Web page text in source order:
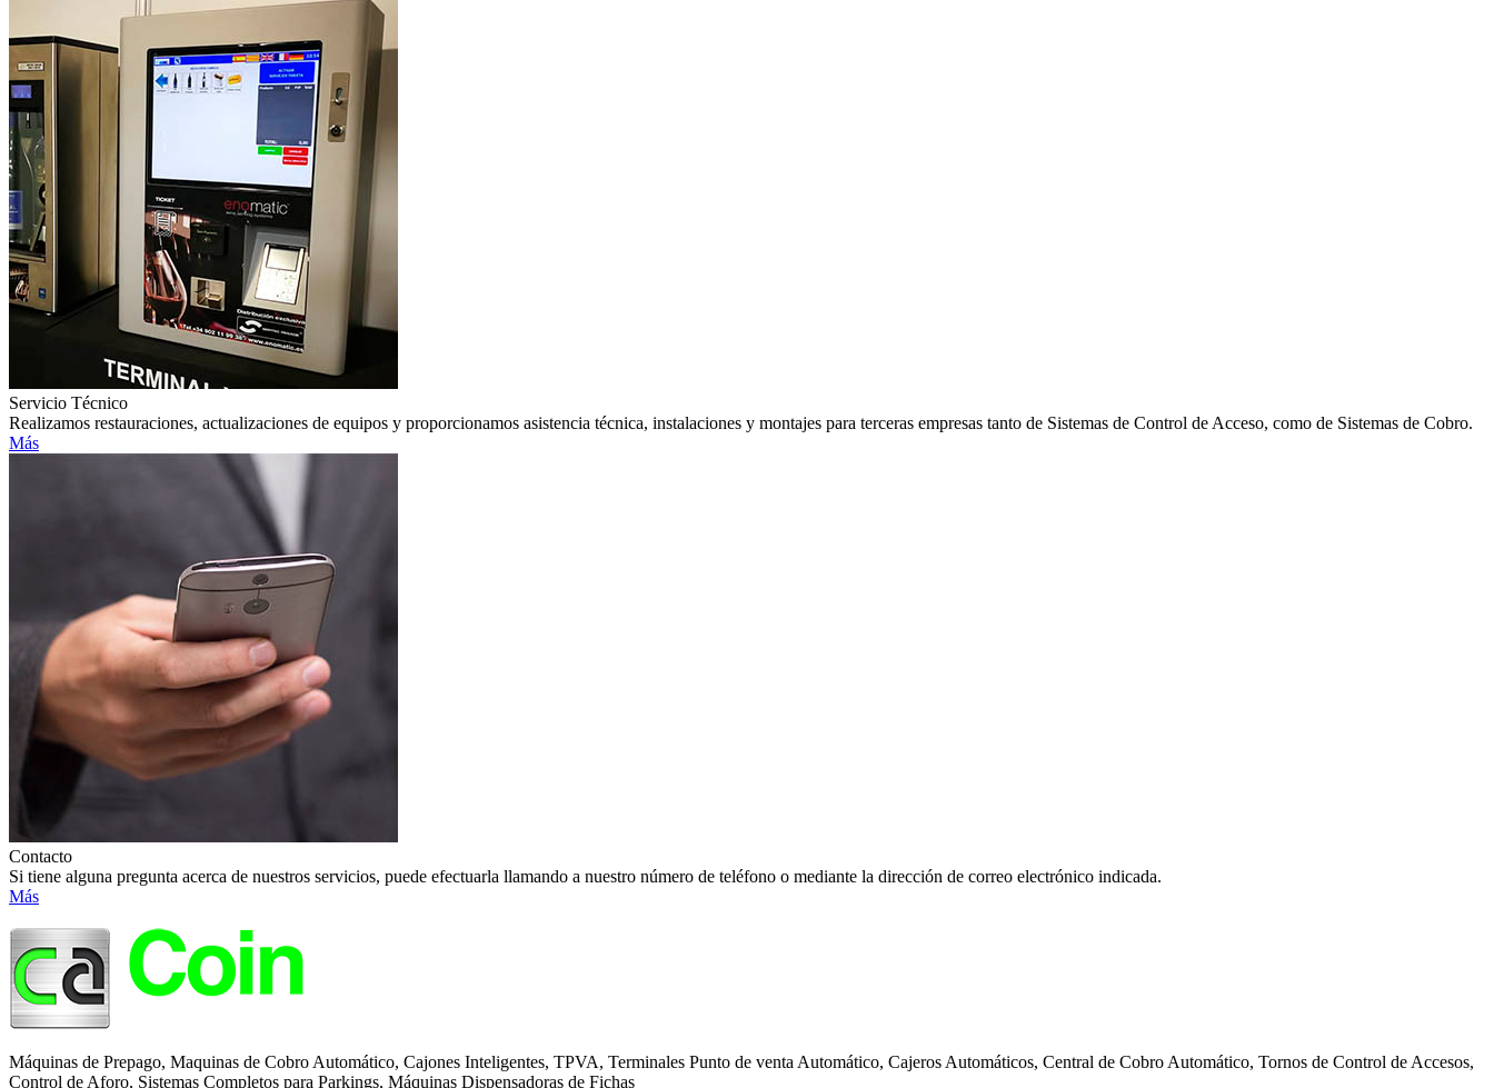
Servicio Técnico
Realizamos restauraciones, actualizaciones de equipos y proporcionamos asistencia técnica, instalaciones y montajes para terceras empresas tanto de Sistemas de Control de Acceso, como de Sistemas de Cobro.
Más
Contacto
Si tiene alguna pregunta acerca de nuestros servicios, puede efectuarla llamando a nuestro número de teléfono o mediante la dirección de correo electrónico indicada.
Más
Máquinas de Prepago, Maquinas de Cobro Automático, Cajones Inteligentes, TPVA, Terminales Punto de venta Automático, Cajeros Automáticos, Central de Cobro Automático, Tornos de Control de Accesos,
Control de Aforo, Sistemas Completos para Parkings, Máquinas Dispensadoras de Fichas